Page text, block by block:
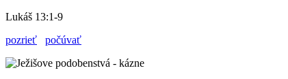
Lukáš 13:1-9
pozrieť
počúvať